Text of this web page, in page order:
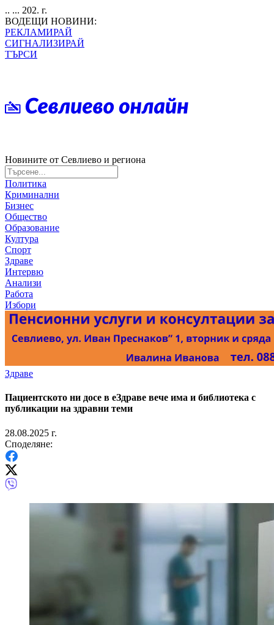
.. ... 202. г.
ВОДЕЩИ НОВИНИ:
РЕКЛАМИРАЙ
СИГНАЛИЗИРАЙ
ТЪРСИ
Новините от Севлиево и региона
Политика
Криминални
Бизнес
Общество
Образование
Култура
Спорт
Здраве
Интервю
Анализи
Работа
Избори
Здраве
Пациентското ни досе в еЗдраве вече има и библиотека с
публикации на здравни теми
28.08.2025 г.
Споделяне: